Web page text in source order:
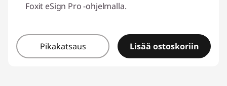
Foxit eSign Pro -ohjelmalla.
Pikakatsaus Lisää ostoskoriin